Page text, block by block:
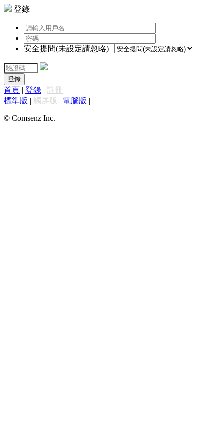
登錄
安全提問(未設定請忽略)
登錄
首頁 | 登錄 | 註冊
標準版 | 觸屏版 | 電腦版 |
© Comsenz Inc.